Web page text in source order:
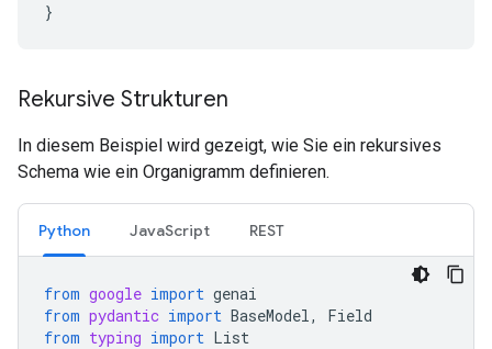
}
Rekursive Strukturen
In diesem Beispiel wird gezeigt, wie Sie ein rekursives
Schema wie ein Organigramm definieren.
Python JavaScript REST
from google import genai
from pydantic import BaseModel,
Field
from typing import List